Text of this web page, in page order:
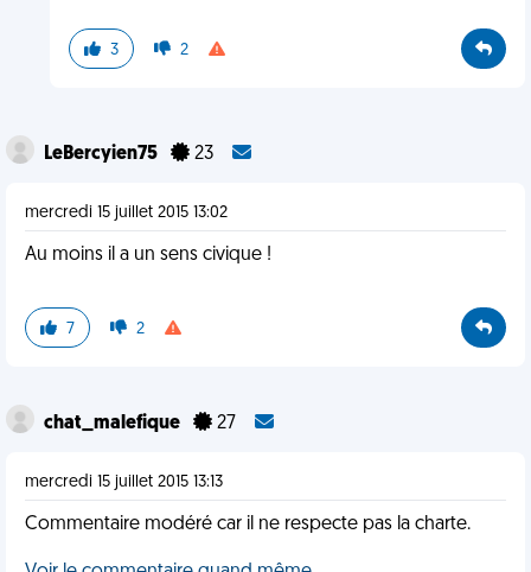
3 2
LeBercyien75 23
mercredi 15 juillet 2015 13:02
Au moins il a un sens civique !
7 2
chat_malefique 27
mercredi 15 juillet 2015 13:13
Commentaire modéré car il ne respecte pas la charte.